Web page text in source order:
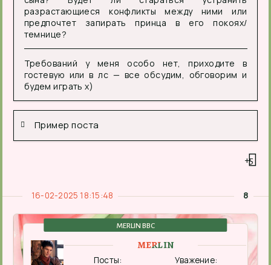
разрастающиеся конфликты между ними или
предпочтет запирать принца в его покоях/
темнице?
Требований у меня особо нет, приходите в
гостевую или в лс — все обсудим, обговорим и
будем играть х)
Пример поста
+5
8
16-02-2025 18:15:48
MERLIN
MERLIN BBC
Уважение:
Посты: